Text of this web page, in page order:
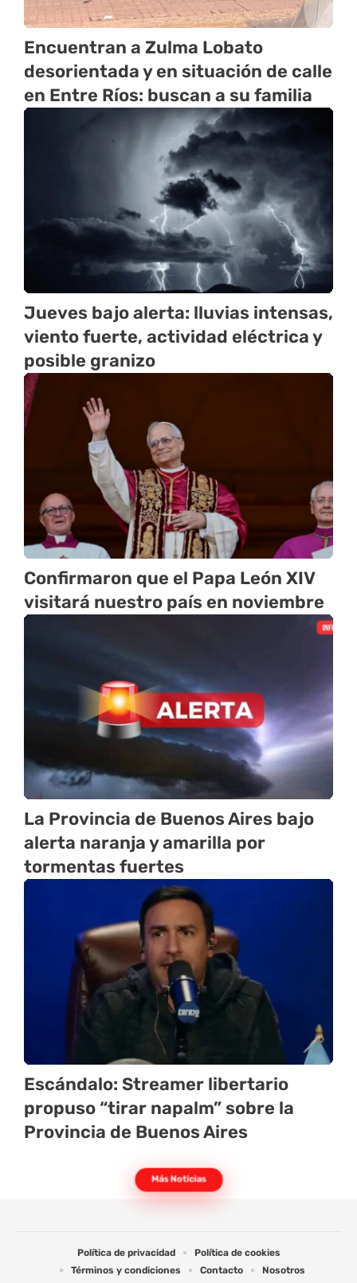
Encuentran a Zulma Lobato
desorientada y en situación de calle
en Entre Ríos: buscan a su familia
Jueves bajo alerta: lluvias intensas,
viento fuerte, actividad eléctrica y
posible granizo
Confirmaron que el Papa León XIV
visitará nuestro país en noviembre
La Provincia de Buenos Aires bajo
alerta naranja y amarilla por
tormentas fuertes
Escándalo: Streamer libertario
propuso “tirar napalm” sobre la
Provincia de Buenos Aires
Más Noticias
Política de privacidad
Política de cookies
Términos y condiciones
Contacto Nosotros